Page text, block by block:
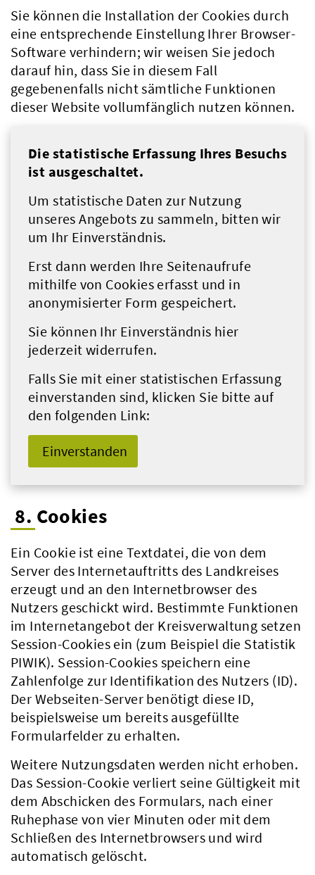
Sie können die Installation der Cookies durch
eine entsprechende Einstellung Ihrer Browser-
Software verhindern; wir weisen Sie jedoch
darauf hin, dass Sie in diesem Fall
gegebenenfalls nicht sämtliche Funktionen
dieser Website vollumfänglich nutzen können.
Die statistische Erfassung Ihres Besuchs
ist ausgeschaltet.
Um statistische Daten zur Nutzung
unseres Angebots zu sammeln, bitten wir
um Ihr Einverständnis.
Erst dann werden Ihre Seitenaufrufe
mithilfe von Cookies erfasst und in
anonymisierter Form gespeichert.
Sie können Ihr Einverständnis hier
jederzeit widerrufen.
Falls Sie mit einer statistischen Erfassung
einverstanden sind, klicken Sie bitte auf
den folgenden Link:
Einverstanden
8. Cookies
Ein Cookie ist eine Textdatei, die von dem
Server des Internetauftritts des Landkreises
erzeugt und an den Internetbrowser des
Nutzers geschickt wird. Bestimmte Funktionen
im Internetangebot der Kreisverwaltung setzen
Session-Cookies ein (zum Beispiel die Statistik
PIWIK). Session-Cookies speichern eine
Zahlenfolge zur Identifikation des Nutzers (ID).
Der Webseiten-Server benötigt diese ID,
beispielsweise um bereits ausgefüllte
Formularfelder zu erhalten.
Weitere Nutzungsdaten werden nicht erhoben.
Das Session-Cookie verliert seine Gültigkeit mit
dem Abschicken des Formulars, nach einer
Ruhephase von vier Minuten oder mit dem
Schließen des Internetbrowsers und wird
automatisch gelöscht.